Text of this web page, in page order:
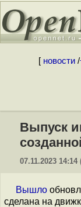
[ новости/
Выпуск
07.11.2023 14:14
Вышло
сделана на